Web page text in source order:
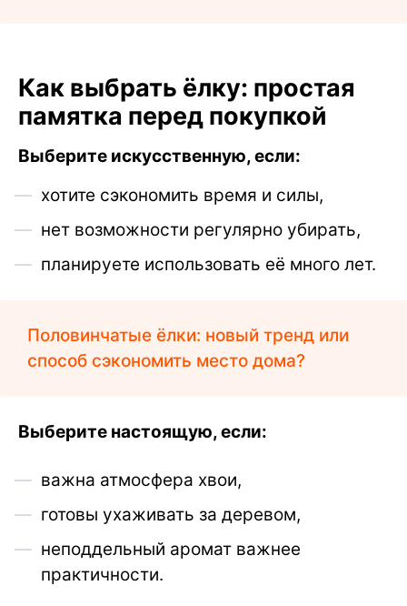
Как выбрать ёлку: простая
памятка перед покупкой
Выберите искусственную, если:
хотите сэкономить время и силы,
нет возможности регулярно убирать,
планируете использовать её много лет.
Половинчатые ёлки: новый тренд или
способ сэкономить место дома?
Выберите настоящую, если:
важна атмосфера хвои,
готовы ухаживать за деревом,
неподдельный аромат важнее
практичности.